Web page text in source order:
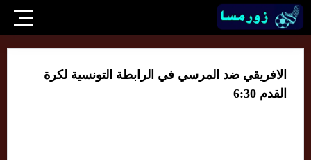
الافريقي ضد المرسي في الرابطة التونسية لكرة
القدم 6:30